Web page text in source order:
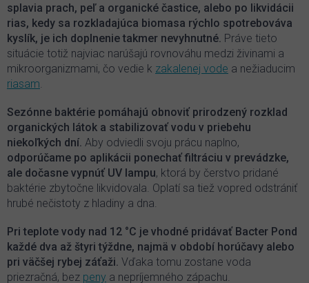
splavia prach, peľ a organické častice, alebo po likvidácii
rias, kedy sa rozkladajúca biomasa rýchlo spotrebováva
kyslík, je ich doplnenie takmer nevyhnutné. Práve tieto
situácie totiž najviac narúšajú rovnováhu medzi živinami a
mikroorganizmami, čo vedie k zakalenej vode a nežiaducim
riasam.
Sezónne baktérie pomáhajú obnoviť prirodzený rozklad
organických látok a stabilizovať vodu v priebehu
niekoľkých dní. Aby odviedli svoju prácu naplno,
odporúčame po aplikácii ponechať filtráciu v prevádzke,
ale dočasne vypnúť UV lampu, ktorá by čerstvo pridané
baktérie zbytočne likvidovala. Oplatí sa tiež vopred odstrániť
hrubé nečistoty z hladiny a dna.
Pri teplote vody nad 12 °C je vhodné pridávať Bacter Pond
každé dva až štyri týždne, najmä v období horúčavy alebo
pri väčšej rybej záťaži. Vďaka tomu zostane voda
priezračná, bez peny a nepríjemného zápachu.